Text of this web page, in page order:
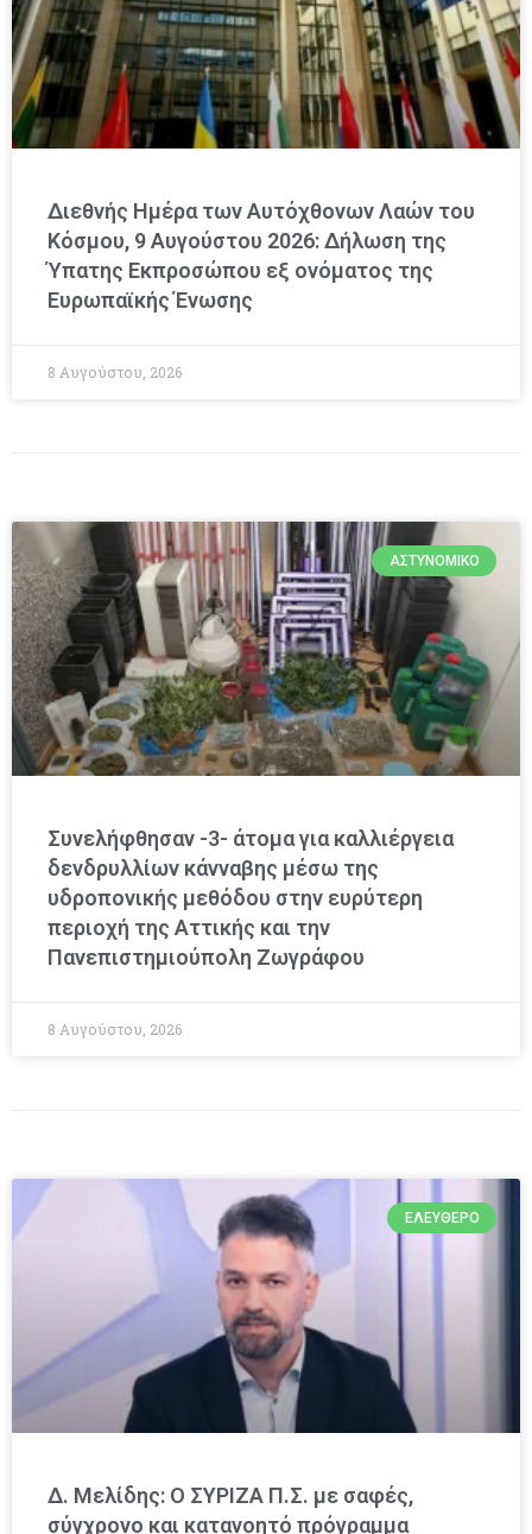
Διεθνής Ημέρα των Αυτόχθονων Λαών του
Κόσμου, 9 Αυγούστου 2026: Δήλωση της
Ύπατης Εκπροσώπου εξ ονόματος της
Ευρωπαϊκής Ένωσης
8 Αυγούστου, 2026
ΑΣΤΥΝΟΜΙΚΌ
Συνελήφθησαν -3- άτομα για καλλιέργεια
δενδρυλλίων κάνναβης μέσω της
υδροπονικής μεθόδου στην ευρύτερη
περιοχή της Αττικής και την
Πανεπιστημιούπολη Ζωγράφου
8 Αυγούστου, 2026
ΕΛΕΎΘΕΡΟ
Δ. Μελίδης: Ο ΣΥΡΙΖΑ Π.Σ. με σαφές,
σύγχρονο και κατανοητό πρόγραμμα